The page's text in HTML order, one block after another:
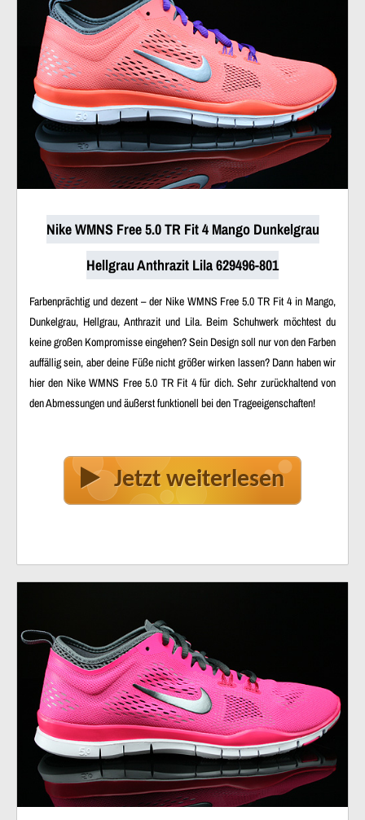
Nike WMNS Free 5.0 TR Fit 4 Mango Dunkelgrau
Hellgrau Anthrazit Lila 629496-801
Farbenprächtig und dezent – der Nike WMNS Free 5.0 TR Fit 4 in Mango,
Dunkelgrau, Hellgrau, Anthrazit und Lila. Beim Schuhwerk möchtest du
keine großen Kompromisse eingehen? Sein Design soll nur von den Farben
auffällig sein, aber deine Füße nicht größer wirken lassen? Dann haben wir
hier den Nike WMNS Free 5.0 TR Fit 4 für dich. Sehr zurückhaltend von
den Abmessungen und äußerst funktionell bei den Trageeigenschaften!
Jetzt weiterlesen